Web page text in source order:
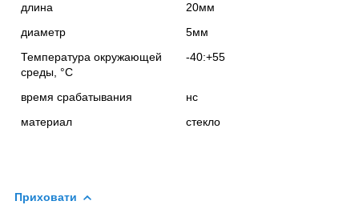
длина
20мм
диаметр
5мм
Температура окружающей
среды, °С
-40:+55
время срабатывания
нс
материал
стекло
Приховати